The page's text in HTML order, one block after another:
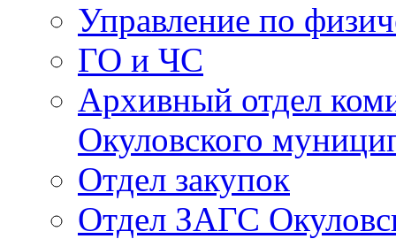
Управление по
ГО и ЧС
Архивный отдел
Окуловского
Отдел закупок
Отдел ЗАГС